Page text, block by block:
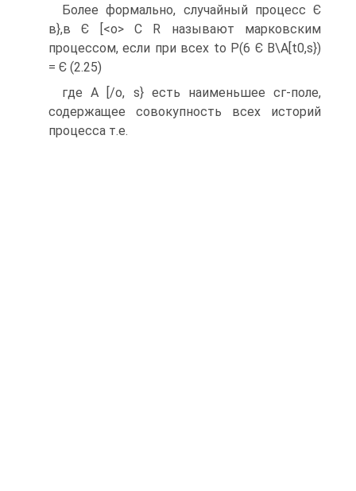
Более формально, случайный процесс Є
в},в Є [<о> С R называют марковским
процессом, если при всех to Р(6 Є B\A[t0,s})
= Є (2.25)
где А [/о, s} есть наименьшее сг-поле,
содержащее совокупность всех историй
процесса т.е.